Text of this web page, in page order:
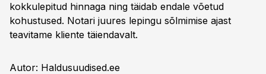
kokkulepitud hinnaga ning täidab endale võetud
kohustused. Notari juures lepingu sõlmimise ajast
teavitame kliente täiendavalt.
Autor: Haldusuudised.ee